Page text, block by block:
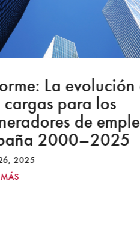
La evolución
cargas para los
de
2000–2025
2025